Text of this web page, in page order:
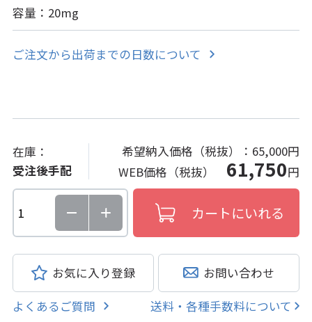
容量：20mg
ご注文から出荷までの日数について
在庫：
受注後手配
希望納入価格（税抜）： 65,000円
WEB価格（税抜） 61,750円
お気に入り登録 お問い合わせ
よくあるご質問 送料・各種手数料について